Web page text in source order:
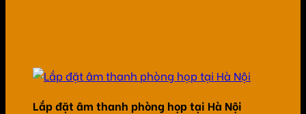
Lắp đặt âm thanh phòng họp tại Hà Nội